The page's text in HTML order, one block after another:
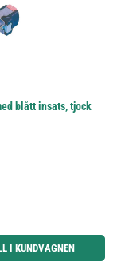
blått insats, tjock
öka eller minska kvantiteten.
I KUNDVAGNEN